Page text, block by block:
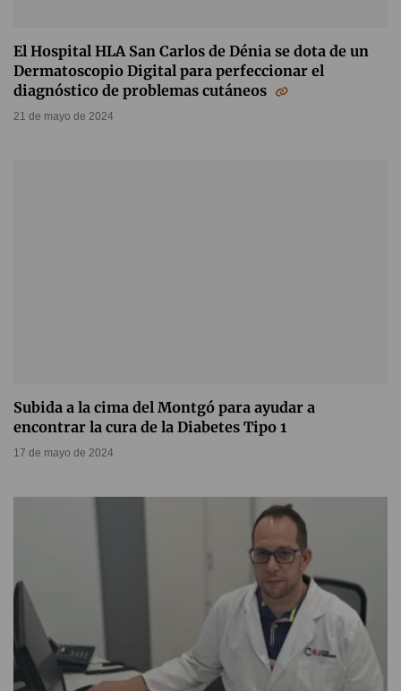
El Hospital HLA San Carlos de Dénia se dota de un
Dermatoscopio Digital para perfeccionar el
diagnóstico de problemas cutáneos
21 de mayo de 2024
Subida a la cima del Montgó para ayudar a
encontrar la cura de la Diabetes Tipo 1
17 de mayo de 2024